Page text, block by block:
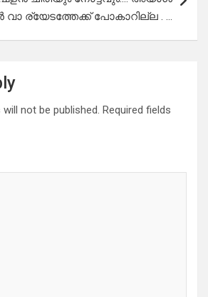
വാ ര്യേടത്തേക്ക് പോകാറില്ല . …
not be published. Required fields